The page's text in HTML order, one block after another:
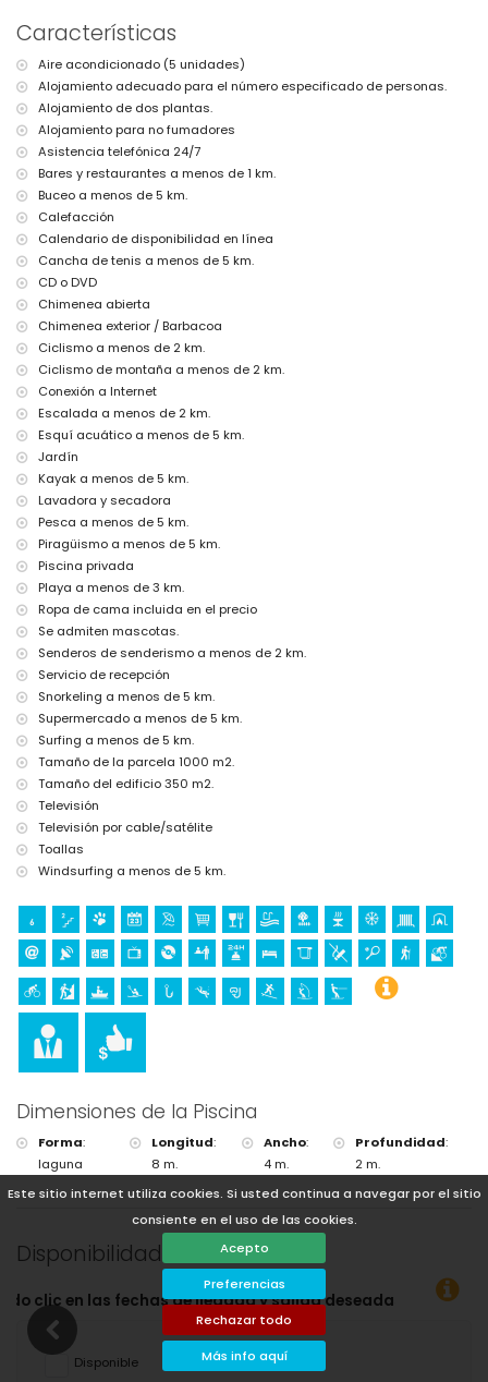
Este sitio internet utiliza cookies. Si usted continua a navegar por el sitio
consiente en el uso de las cookies.
Acepto
Preferencias
Rechazar todo
Más info aquí
zona de estar exterior
Más información
pueblo más cercano: Jávea (a menos de 5 kilómetros de la villa)
ribera u orilla más cercana: Mediterráneo, Jávea (a menos de 3
kilómetros de la villa)
playa más cercana: Las Marinas, Denia (a menos de 3 kilómetros de
puerto más cercano: La Marina, Denia (a menos de 3 kilómetros de la
villa)
aeropuerto más cercano: Alicante (a menos de 100 kilómetros de la
villa)
segundo aeropuerto más cercano: Valencia (> 100 kilómetros)
se permiten mascotas
El alojamiento es muy adecuado para familias con niños
Instalaciones y servicios incluidos en el precio del alquiler de la
villa
internet (WiFi)
plancha y tabla de planchar
ropa de cama y toallas
servicio de recepción y servicio de emergencia 24 horas
calefacción por aire y aire acondicionado
Instalaciones y servicios con coste adicional
cama extra y camas/cunas para niños (bajo petición)
Entretenimiento y actividades de ocio para sus vacaciones en
Denia, Costa Blanca
bar, paseo marítimo (Las Marinas y Denia) (a menos de 5 kilómetros
de la casa)
Lugares de interés y cultura en Denia, Costa Blanca
museo (Histórico de Denia), iglesia (Portal de la Vila, Denia), castillo
(Portal de la Vila, Denia), monumento (Pueblo de Denia), edificio
arquitectónico (Centro de Denia) y lugar histórico (Histórico de
Denia) (a menos de 5 kilómetros del alojamiento)
ruina (Molinos de Viento y Jávea) (a menos de 10 kilómetros del
Deportes
tenis, senderismo, ciclismo de montaña, ciclismo, escalada,
piragüismo, kayak, pesca, buceo, snorkel, surf, windsurf y esquí
acuático (a menos de 5 kilómetros de la villa)
de la villa)
Características
Aire acondicionado (5 unidades)
Alojamiento adecuado para el número especificado de personas.
Alojamiento de dos plantas.
Alojamiento para no fumadores
Asistencia telefónica 24/7
Bares y restaurantes a menos de 1 km.
Buceo a menos de 5 km.
Calefacción
Calendario de disponibilidad en línea
Cancha de tenis a menos de 5 km.
CD o DVD
Chimenea abierta
Chimenea exterior / Barbacoa
Ciclismo a menos de 2 km.
Ciclismo de montaña a menos de 2 km.
Conexión a Internet
Escalada a menos de 2 km.
Esquí acuático a menos de 5 km.
Jardín
Kayak a menos de 5 km.
Lavadora y secadora
Pesca a menos de 5 km.
Piragüismo a menos de 5 km.
Piscina privada
Playa a menos de 3 km.
Ropa de cama incluida en el precio
Se admiten mascotas.
Senderos de senderismo a menos de 2 km.
Servicio de recepción
Snorkeling a menos de 5 km.
Supermercado a menos de 5 km.
Surfing a menos de 5 km.
Tamaño de la parcela 1000 m2.
Tamaño del edificio 350 m2.
Televisión
Televisión por cable/satélite
Toallas
Windsurfing a menos de 5 km.
Dimensiones de la Piscina
Forma:
laguna
Longitud:
8 m.
Ancho:
4 m.
Profundidad:
2 m.
Disponibilidad
Disponible